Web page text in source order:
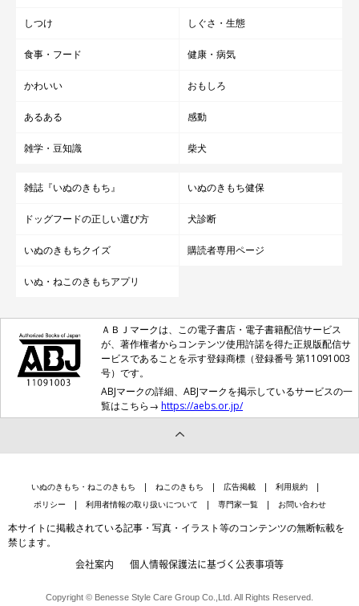
しつけ しぐさ・生態
食事・フード 健康・病気
かわいい おもしろ
あるある 感動
雑学・豆知識 柴犬
雑誌『いぬのきもち』 いぬのきもち健保
ドッグフードの正しい選び方 犬診断
いぬのきもちクイズ 購読者専用ページ
いぬ・ねこのきもちアプリ
ＡＢＪマークは、この電子書店・電子書籍配信サービス
が、著作権者からコンテンツ使用許諾を得た正規版配信サ
ービスであることを示す登録商標（登録番号 第11091003
号）です。
ABJマークの詳細、ABJマークを掲示しているサービスの一
覧はこちら→ https://aebs.or.jp/
いぬのきもち・ねこのきもち ねこのきもち 広告掲載
利用規約
ポリシー
利用者情報の取り扱いについて 専門家一覧 お問い合わせ
本サイトに掲載されている記事・写真・イラスト等のコンテンツの無断転載を
禁じます。
会社案内 個人情報保護法に基づく公表事項等
Copyright © Benesse Style Care Group Co.,Ltd. All Rights Reserved.